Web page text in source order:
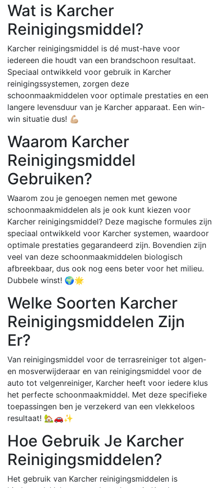
Wat is Karcher
Reinigingsmiddel?
Karcher reinigingsmiddel is dé must-have voor
iedereen die houdt van een brandschoon resultaat.
Speciaal ontwikkeld voor gebruik in Karcher
reinigingssystemen, zorgen deze
schoonmaakmiddelen voor optimale prestaties en een
langere levensduur van je Karcher apparaat. Een win-
win situatie dus! 💪🏼
Waarom Karcher
Reinigingsmiddel
Gebruiken?
Waarom zou je genoegen nemen met gewone
schoonmaakmiddelen als je ook kunt kiezen voor
Karcher reinigingsmiddel? Deze magische formules zijn
speciaal ontwikkeld voor Karcher systemen, waardoor
optimale prestaties gegarandeerd zijn. Bovendien zijn
veel van deze schoonmaakmiddelen biologisch
afbreekbaar, dus ook nog eens beter voor het milieu.
Dubbele winst! 🌍🌟
Welke Soorten Karcher
Reinigingsmiddelen Zijn
Er?
Van reinigingsmiddel voor de terrasreiniger tot algen-
en mosverwijderaar en van reinigingsmiddel voor de
auto tot velgenreiniger, Karcher heeft voor iedere klus
het perfecte schoonmaakmiddel. Met deze specifieke
toepassingen ben je verzekerd van een vlekkeloos
resultaat! 🏡🚗✨
Hoe Gebruik Je Karcher
Reinigingsmiddelen?
Het gebruik van Karcher reinigingsmiddelen is